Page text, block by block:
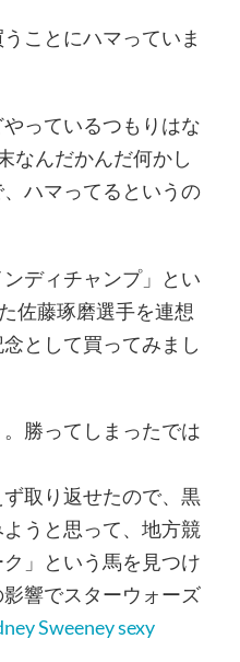
ことにハマっていま
っているつもりはな
なんだかんだ何かし
ハマってるというの
ディチャンプ」とい
佐藤琢磨選手を連想
として買ってみまし
勝ってしまったでは
取り返せたので、黒
うと思って、地方競
」という馬を見つけ
響でスターウォーズ
Sweeney sexy